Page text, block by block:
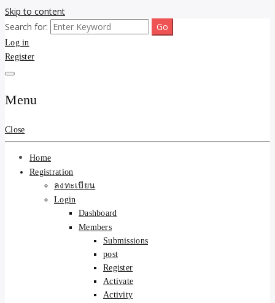
Skip to content
รับจ้างโพสต์ขายบ้าน ขาย
ของ ติดหน้าแรก Google Ai
Search ราคาถูกที่สุด! เน้น
ความคุ้มค่า "ถูกและดีมีอยู่
จริง" (เหมาะกับพ่อค้า
แม่ค้า) บริการโพสต์เว็บ
บอร์ด SEO การันตีงานดี
100% ✨
ขายบ้านไม่ออก ขายสินค้าไม่ได้ บอกเรา! รับจ้างลงโพสต์อสังหาฯ รับโพส
เว็บบอร์ดSEO ดันติดหน้าแรก Google AI ชัวร์ 🎯 … ให้เราจัดการให้! ด้วย
ระบบ AI Search & SEO ที่แม่นยำที่สุด
Search for:
Log in
Register
Menu
Close
Home
Registration
ลงทะเบียน
Login
Dashboard
Members
Submissions
post
Register
Activate
Activity